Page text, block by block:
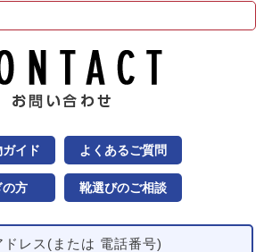
イド よくあるご質問
の方 靴選びのご相談
ドレス(または 電話番号)